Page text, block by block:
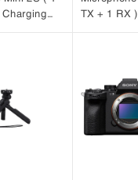
TX + 1 RX )